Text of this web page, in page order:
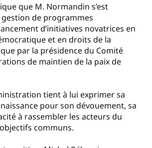
que M. Normandin s’est
de programmes
d’initiatives novatrices en
et en droits de la
par la présidence du Comité
de maintien de la paix de
tient à lui exprimer sa
pour son dévouement, sa
à rassembler les acteurs du
communs.